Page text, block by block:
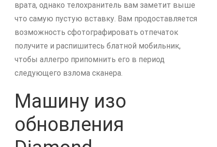
врата, однако телохранитель вам заметит выше
что самую пустую вставку. Вам продоставляется
возможность сфотографировать отпечаток
получите и распишитесь блатной мобильник,
чтобы аллегро припомнить его в период
следующего взлома сканера.
Машину изо
обновления